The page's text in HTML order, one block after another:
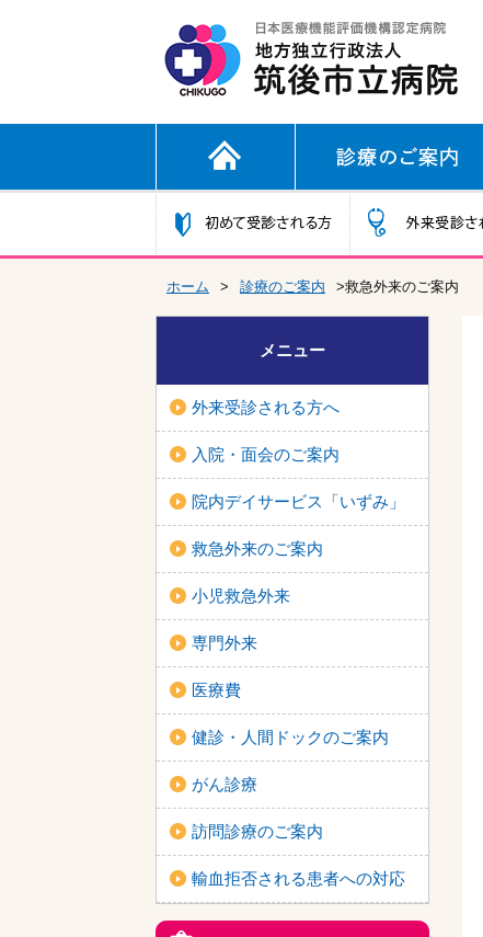
ホーム > 診療のご案内 >救急外来のご案内
メニュー
外来受診される方へ
入院・面会のご案内
院内デイサービス「いずみ」
救急外来のご案内
小児救急外来
専門外来
医療費
健診・人間ドックのご案内
がん診療
訪問診療のご案内
輸血拒否される患者への対応